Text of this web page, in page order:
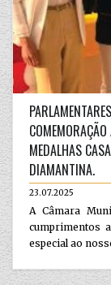
MEDALHAS
DIAMANTINA.
23.07.2025
A Câmara
cumprimentos
especial ao